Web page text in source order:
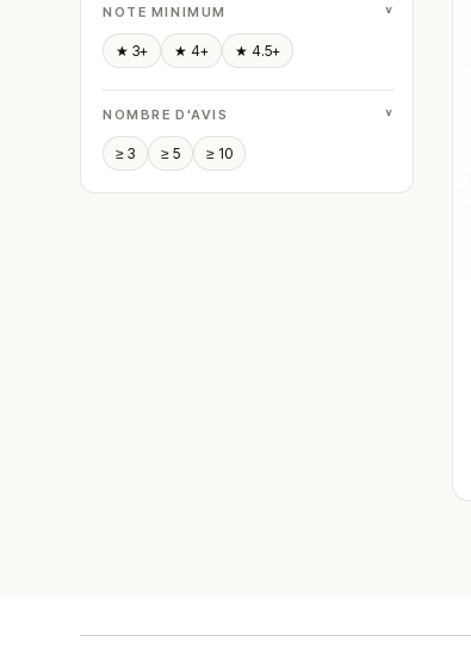
NOTE MINIMUM ˅
★ 3+ ★ 4+ ★ 4.5+
NOMBRE D'AVIS ˅
≥ 3 ≥ 5 ≥ 10